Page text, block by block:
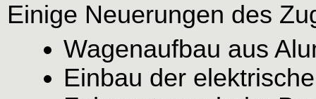
Einige Neuerungen des
Wagenaufbau aus
Einbau der